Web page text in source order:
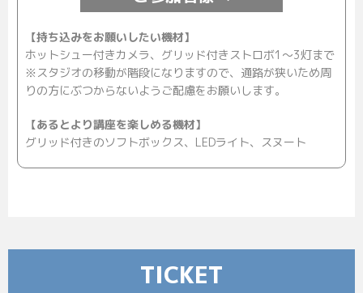
【持ち込みをお願いしたい機材】
ホットシュー付きカメラ、グリッド付きストロボ1～3灯まで
※スタジオの移動が階段になりますので、通路が狭いため周
りの方にぶつからないようご配慮をお願いします。
【あるとより講座を楽しめる機材】
グリッド付きのソフトボックス、LEDライト、スヌート
TICKET